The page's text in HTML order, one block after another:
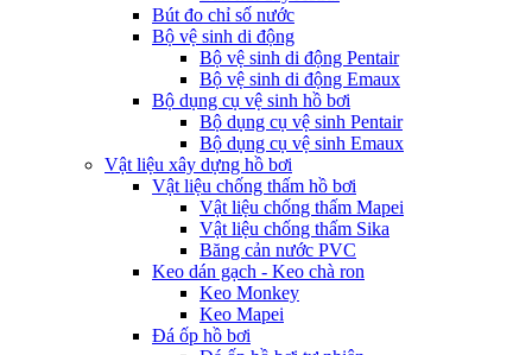
Bút đo chỉ số nước
Bộ vệ sinh di động
Bộ vệ sinh di động Pentair
Bộ vệ sinh di động Emaux
Bộ dụng cụ vệ sinh hồ bơi
Bộ dụng cụ vệ sinh Pentair
Bộ dụng cụ vệ sinh Emaux
Vật liệu xây dựng hồ bơi
Vật liệu chống thấm hồ bơi
Vật liệu chống thấm Mapei
Vật liệu chống thấm Sika
Băng cản nước PVC
Keo dán gạch - Keo chà ron
Keo Monkey
Keo Mapei
Đá ốp hồ bơi